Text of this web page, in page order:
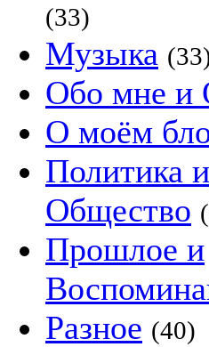
(33)
Музыка
Обо мне и
О моём
Политика и
Общество
Прошлое и
Разное (40)